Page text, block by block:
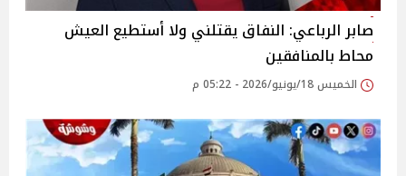
صابر الرباعي: النفاق يقتلني ولا أستطيع العيش
محاط بالمنافقين
الخميس 18/يونيو/2026 - 05:22 م